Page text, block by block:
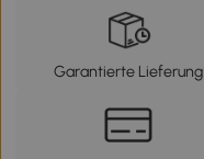
Garantierte Lieferung